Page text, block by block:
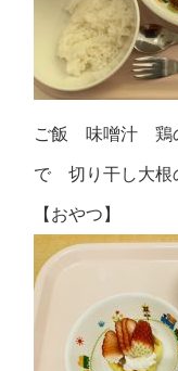
ご飯 味噌汁 鶏
で 切り干し大根
【おやつ】